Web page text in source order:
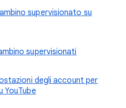
supervisionato su
supervisionati
degli account per
YouTube